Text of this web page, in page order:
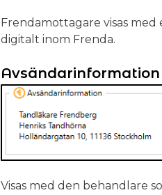
Frendamottagare visas
digitalt inom Frenda.
Avsändarinformation
Visas med den behandlare